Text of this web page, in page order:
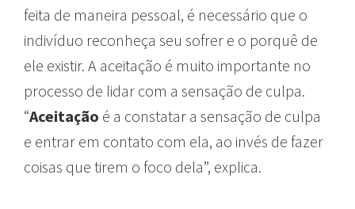
feita de maneira pessoal, é necessário que o
indivíduo reconheça seu sofrer e o porquê de
ele existir. A aceitação é muito importante no
processo de lidar com a sensação de culpa.
“Aceitação é a constatar a sensação de culpa
e entrar em contato com ela, ao invés de fazer
coisas que tirem o foco dela”, explica.